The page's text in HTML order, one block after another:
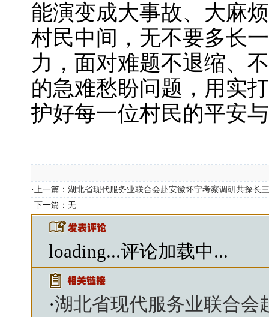
能演变成大事故、大麻
村民中间，无不要多长
力，面对难题不退缩、
的急难愁盼问题，用实
护好每一位村民的平安
·上一篇： 湖北省现代服务业联合会赴安徽怀宁考察调研共探长
·下一篇：无
loading...评论加载中...
·湖北省现代服务业联合会